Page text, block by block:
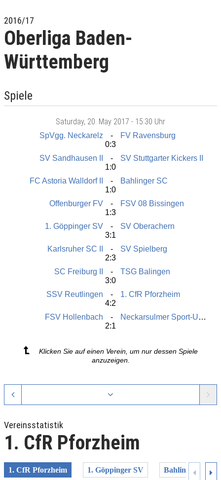
2016/17
Oberliga Baden-
Württemberg
Spiele
Saturday, 20. May 2017 - 15:30 Uhr
SpVgg. Neckarelz
FV Ravensburg
0:3
SV Sandhausen II
SV Stuttgarter Kickers II
1:0
FC Astoria Walldorf II
Bahlinger SC
1:0
Offenburger FV
FSV 08 Bissingen
1:3
1. Göppinger SV
SV Oberachern
3:1
Karlsruher SC II
SV Spielberg
2:3
SC Freiburg II
TSG Balingen
3:0
SSV Reutlingen
1. CfR Pforzheim
4:2
FSV Hollenbach
Neckarsulmer Sport-Union
2:1
Klicken Sie auf einen Verein, um nur dessen Spiele
anzuzeigen.
Vereinsstatistik
1. CfR Pforzheim
1. CfR Pforzheim 1. Göppinger SV Bahlinger SC